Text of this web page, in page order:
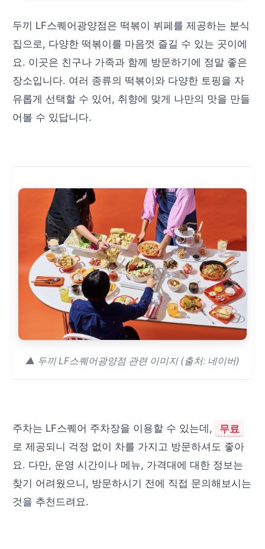
두끼 LF스퀘어광양점은 떡볶이 뷔페를 제공하는 분식
집으로, 다양한 떡볶이를 마음껏 즐길 수 있는 곳이에
요. 이곳은 친구나 가족과 함께 방문하기에 정말 좋은
장소입니다. 여러 종류의 떡볶이와 다양한 토핑을 자
유롭게 선택할 수 있어, 취향에 맞게 나만의 맛을 만들
어볼 수 있답니다.
▲ 두끼 LF스퀘어광양점 관련 이미지 (출처: 네이버)
주차는 LF스퀘어 주차장을 이용할 수 있는데,
무료
로 제공되니 걱정 없이 차를 가지고 방문하셔도 좋아
요. 다만, 운영 시간이나 메뉴, 가격대에 대한 정보는
찾기 어려웠으니, 방문하시기 전에 직접 문의해보시는
것을 추천드려요.